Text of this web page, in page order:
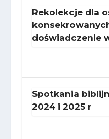
Rekolekcje dla
doświadczenie
Spotkania
2024 i 2025 r